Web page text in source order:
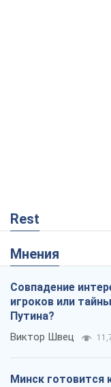
Rest
Мнения
Совпадение
игроков или
Путина?
Виктор Швец
Минск готовится